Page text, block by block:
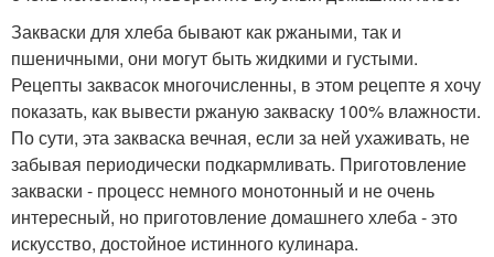
Закваски для хлеба бывают как ржаными, так и
пшеничными, они могут быть жидкими и густыми.
Рецепты заквасок многочисленны, в этом рецепте я хочу
показать, как вывести ржаную закваску 100% влажности.
По сути, эта закваска вечная, если за ней ухаживать, не
забывая периодически подкармливать. Приготовление
закваски - процесс немного монотонный и не очень
интересный, но приготовление домашнего хлеба - это
искусство, достойное истинного кулинара.